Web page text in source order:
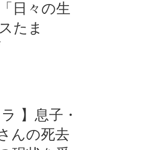
日々の生
たま
】息子・
んの死去